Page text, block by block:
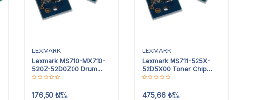
LEXMARK
Lexmark MS710-MX710-
520Z-52D0Z00 Drum
Chip
176,50 ₺KDV
DAHİL
LEXMARK
Lexmark MS711-525X-
52D5X00 Toner Chip
Extra Yüksek Kapasiteli
475,66 ₺KDV
DAHİL